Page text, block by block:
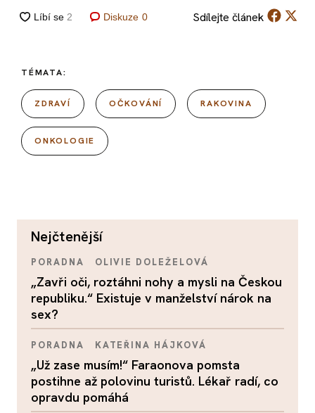
Diskuze 0 Sdílejte článek
TÉMATA:
ZDRAVÍ OČKOVÁNÍ RAKOVINA
ONKOLOGIE
nejčtenější
PORADNA OLIVIE DOLEŽELOVÁ
„Zavři oči, roztáhni nohy a mysli na Českou
republiku.“ Existuje v manželství nárok na
sex?
PORADNA KATEŘINA HÁJKOVÁ
„Už zase musím!“ Faraonova pomsta
postihne až polovinu turistů. Lékař radí, co
opravdu pomáhá